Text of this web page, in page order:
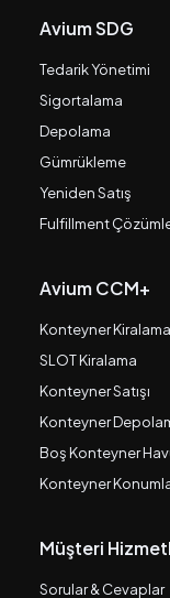
Avium SDG
Tedarik Yönetimi
Sigortalama
Depolama
Gümrükleme
Yeniden Satış
Fulfillment
Avium CCM+
Konteyner Kiralama
SLOT Kiralama
Konteyner Satışı
Konteyner
Boş Konteyner
Konteyner
Müşteri
Sorular & Cevaplar